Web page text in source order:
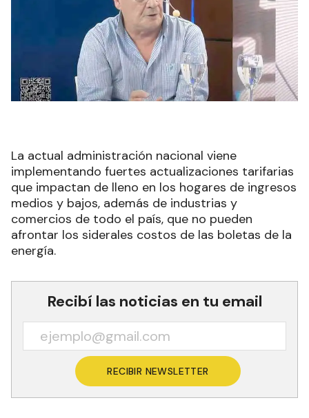
La actual administración nacional viene
implementando fuertes actualizaciones tarifarias
que impactan de lleno en los hogares de ingresos
medios y bajos, además de industrias y
comercios de todo el país, que no pueden
afrontar los siderales costos de las boletas de la
energía.
Recibí las noticias en tu email
RECIBIR NEWSLETTER